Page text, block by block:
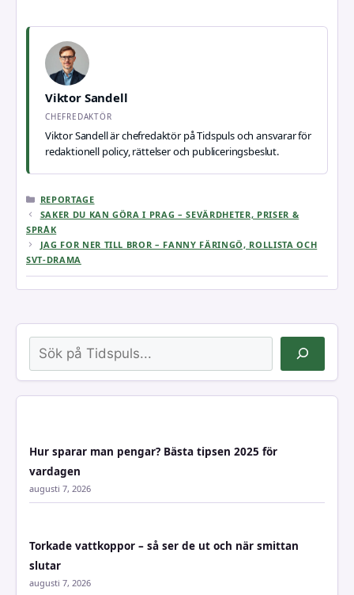
Viktor Sandell
CHEFREDAKTÖR
Viktor Sandell är chefredaktör på Tidspuls och ansvarar för
redaktionell policy, rättelser och publiceringsbeslut.
KATEGORIER
REPORTAGE
SAKER DU KAN GÖRA I PRAG – SEVÄRDHETER, PRISER &
SPRÅK
JAG FOR NER TILL BROR – FANNY FÄRINGÖ, ROLLISTA OCH
SVT-DRAMA
Sök
Hur sparar man pengar? Bästa tipsen 2025 för
vardagen
augusti 7, 2026
Torkade vattkoppor – så ser de ut och när smittan
slutar
augusti 7, 2026